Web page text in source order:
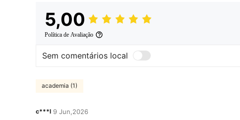
5,00
Política de Avaliação
Sem comentários local
academia (1)
c***l 9 Jun,2026